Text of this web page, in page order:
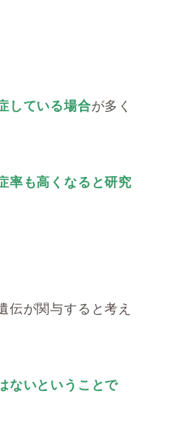
している場合が多く
率も高くなると研究
伝が関与すると考え
ないということで